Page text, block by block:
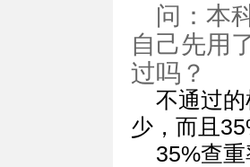
问：本
自己先用
过吗？
不通过
少，而且
35%查